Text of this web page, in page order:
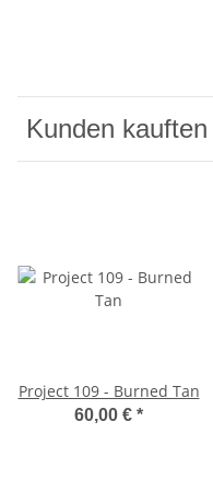
Kunden
Project 109 - Burned Tan
60,00 € *